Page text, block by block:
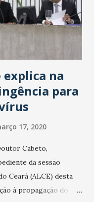
explica na
para
17, 2020
Cabeto,
da sessão
Ceará (ALCE) desta
à propagação do